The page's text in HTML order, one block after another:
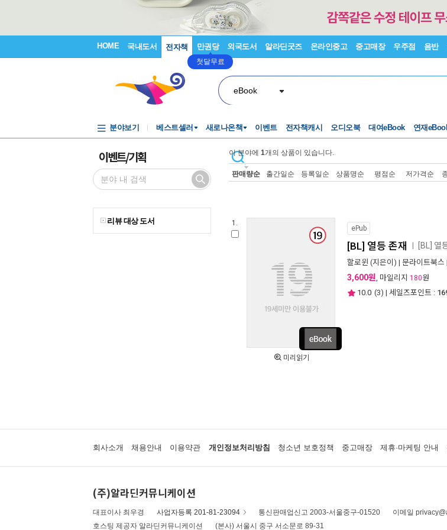
HOME 국내도서 전자책 만권당
첫달무료
외국도서 알라딘굿즈 온라인중고 중고매장 우주점 음반
eBook
분야보기 베스트셀러 새로나온책 이벤트 전자책캐시 오디오북 대여eBook 연재
이벤트/기획
리뷰 대상 도서
이 분야에 1개의 상품이 있습니다.
판매량순 출간일순 등록일순 상품명순 평점순 저가격순
1.
미리읽기
ePub
[BL] 열등 존재 [BL] 열
할로윈 (지은이) | 문라이트북스
3,600원, 마일리지 180원
10.0 (3) | 세일즈포인트 :
회사소개 채용안내 이용약관 개인정보처리방침 청소년 보호정책 중고매장 제휴·마케팅 안내
(주)알라딘커뮤니케이션
대표이사 최우경 사업자등록 201-81-23094 통신판매업신고 2003-서울중구-01520
이메일
호스팅 제공자 알라딘커뮤니케이션
(본사) 서울시 중구 서소문로 89-31